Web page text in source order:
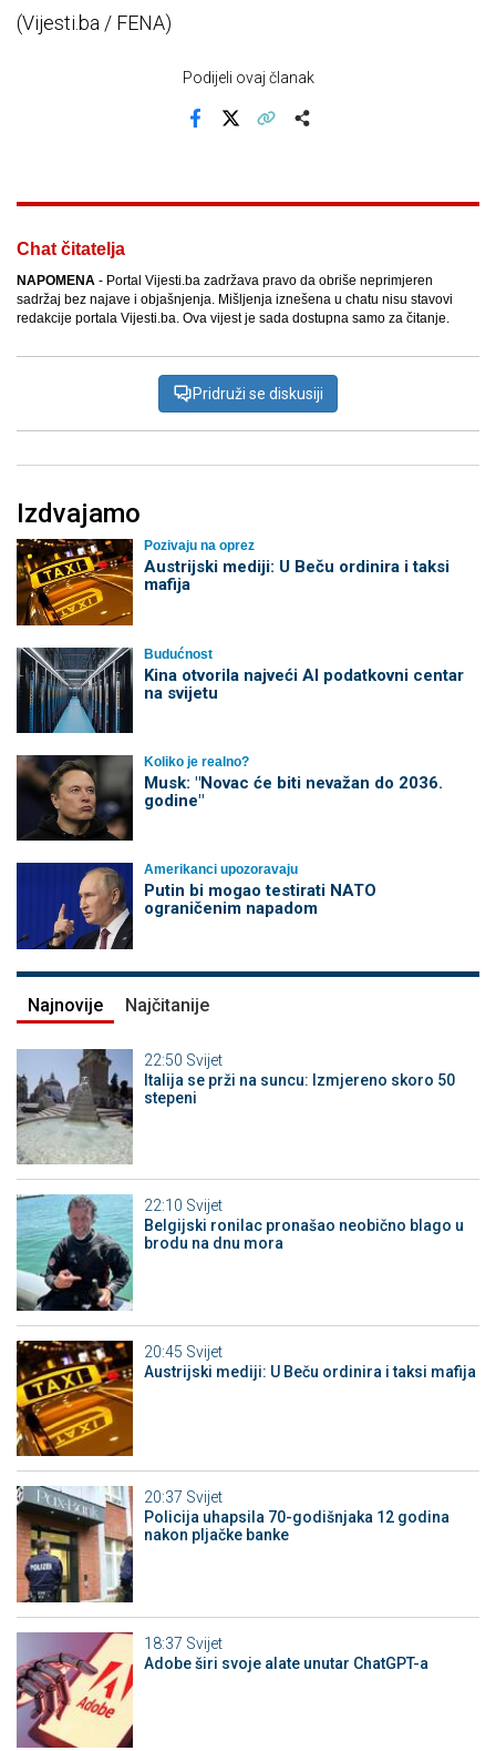
(Vijesti.ba / FENA)
Podijeli ovaj članak
Chat čitatelja
NAPOMENA - Portal Vijesti.ba zadržava pravo da obriše neprimjeren
sadržaj bez najave i objašnjenja. Mišljenja iznešena u chatu nisu stavovi
redakcije portala Vijesti.ba. Ova vijest je sada dostupna samo za čitanje.
Pridruži se diskusiji
Izdvajamo
Pozivaju na oprez
Austrijski mediji: U Beču ordinira i taksi
mafija
Budućnost
Kina otvorila najveći AI podatkovni centar
na svijetu
Koliko je realno?
Musk: "Novac će biti nevažan do 2036.
godine"
Amerikanci upozoravaju
Putin bi mogao testirati NATO
ograničenim napadom
Najnovije Najčitanije
22:50 Svijet
Italija se prži na suncu: Izmjereno skoro 50
stepeni
22:10 Svijet
Belgijski ronilac pronašao neobično blago u
brodu na dnu mora
20:45 Svijet
Austrijski mediji: U Beču ordinira i taksi mafija
20:37 Svijet
Policija uhapsila 70-godišnjaka 12 godina
nakon pljačke banke
18:37 Svijet
Adobe širi svoje alate unutar ChatGPT-a